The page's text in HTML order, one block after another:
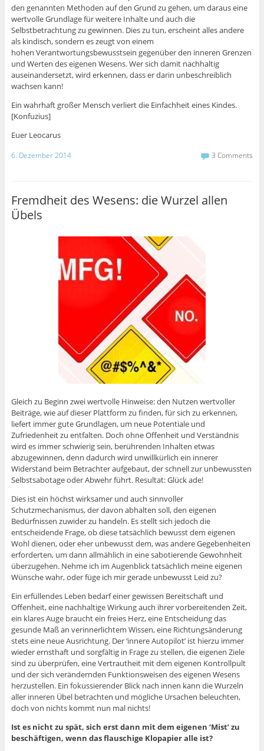
den genannten Methoden auf den Grund zu gehen, um daraus eine
wertvolle Grundlage für weitere Inhalte und auch die
Selbstbetrachtung zu gewinnen. Dies zu tun, erscheint alles andere
als kindisch, sondern es zeugt von einem
hohen Verantwortungsbewusstsein gegenüber den inneren Grenzen
und Werten des eigenen Wesens. Wer sich damit nachhaltig
auseinandersetzt, wird erkennen, dass er darin unbeschreiblich
wachsen kann!
Ein wahrhaft großer Mensch verliert die Einfachheit eines Kindes.
[Konfuzius]
Euer Leocarus
6. Dezember 2014 3 Comments
Fremdheit des Wesens: die Wurzel allen
Übels
Gleich zu Beginn zwei wertvolle Hinweise: den Nutzen wertvoller
Beiträge, wie auf dieser Plattform zu finden, für sich zu erkennen,
liefert immer gute Grundlagen, um neue Potentiale und
Zufriedenheit zu entfalten. Doch ohne Offenheit und Verständnis
wird es immer schwierig sein, berührenden Inhalten etwas
abzugewinnen, denn dadurch wird unwillkürlich ein innerer
Widerstand beim Betrachter aufgebaut, der schnell zur unbewussten
Selbstsabotage oder Abwehr führt. Resultat: Glück ade!
Dies ist ein höchst wirksamer und auch sinnvoller
Schutzmechanismus, der davon abhalten soll, den eigenen
Bedürfnissen zuwider zu handeln. Es stellt sich jedoch die
entscheidende Frage, ob diese tatsächlich bewusst dem eigenen
Wohl dienen, oder eher unbewusst dem, was andere Gegebenheiten
erforderten, um dann allmählich in eine sabotierende Gewohnheit
überzugehen. Nehme ich im Augenblick tatsächlich meine eigenen
Wünsche wahr, oder füge ich mir gerade unbewusst Leid zu?
Ein erfüllendes Leben bedarf einer gewissen Bereitschaft und
Offenheit, eine nachhaltige Wirkung auch ihrer vorbereitenden Zeit,
ein klares Auge braucht ein freies Herz, eine Entscheidung das
gesunde Maß an verinnerlichtem Wissen, eine Richtungsänderung
stets eine neue Ausrichtung. Der ‘innere Autopilot’ ist hierzu immer
wieder ernsthaft und sorgfältig in Frage zu stellen, die eigenen Ziele
sind zu überprüfen, eine Vertrautheit mit dem eigenen Kontrollpult
und der sich verändernden Funktionsweisen des eigenen Wesens
herzustellen. Ein fokussierender Blick nach innen kann die Wurzeln
aller inneren Übel betrachten und mögliche Ursachen beleuchten,
doch von nichts kommt nun mal nichts!
Ist es nicht zu spät, sich erst dann mit dem eigenen ‘Mist’ zu
beschäftigen, wenn das flauschige Klopapier alle ist?